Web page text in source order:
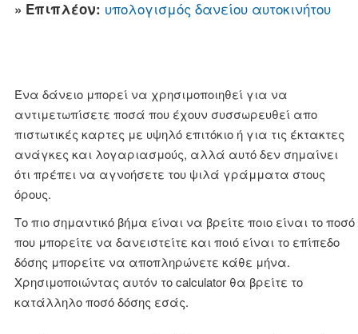
» Επιπλέον: υπολογισμός δανείου αυτοκινήτου
Ένα δάνειο μπορεί να χρησιμοποιηθεί για να
αντιμετωπίσετε ποσά που έχουν συσσωρευθεί απο
πιστωτικές καρτες με υψηλό επιτόκιο ή για τις έκτακτες
ανάγκες και λογαριασμούς, αλλά αυτό δεν σημαίνει
ότι πρέπει να αγνοήσετε του ψιλά γράμματα στους
όρους.
Το πιο σημαντικό βήμα είναι να βρείτε ποιο είναι το ποσό
που μπορείτε να δανειστείτε και ποιό είναι το επίπεδο
δόσης μπορείτε να αποπληρώνετε κάθε μήνα.
Χρησιμοποιώντας αυτόν το calculator θα βρείτε το
κατάλληλο ποσό δόσης εσάς.